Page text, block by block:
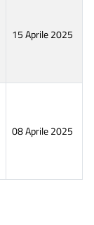
15 Aprile 2025
08 Aprile 2025